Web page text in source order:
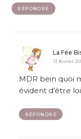
RÉPONDRE
La Fée
13 février
MDR bein quoi
évident d’être
RÉPONDRE